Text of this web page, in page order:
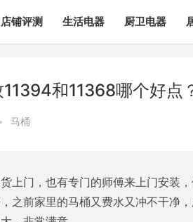
店铺评测 生活电器 厨卫电器
11394和11368哪个好点
• 马桶
上门，也有专门的师傅来上门安装
之前家里的马桶又费水又冲不干净